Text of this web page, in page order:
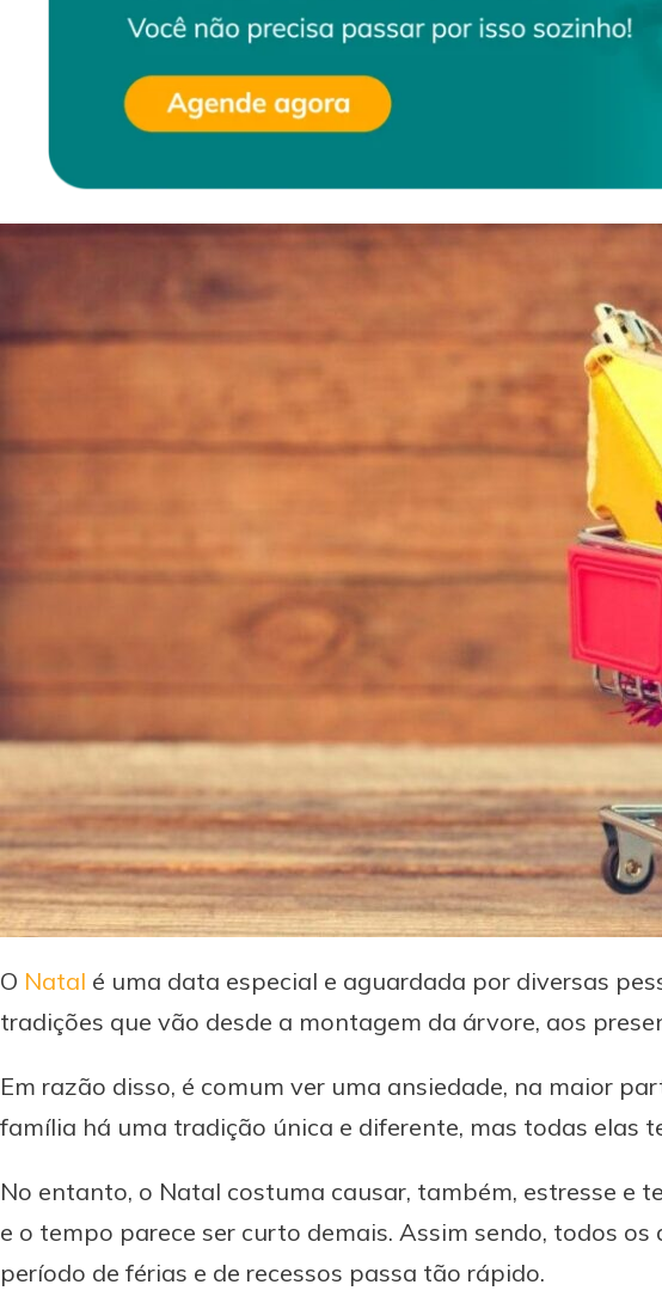
O Natal é uma data especial e aguardada por diversas
tradições que vão desde a montagem da árvore, aos
Em razão disso, é comum ver uma ansiedade, na maior
família há uma tradição única e diferente, mas todas elas
No entanto, o Natal costuma causar, também, estresse e
e o tempo parece ser curto demais. Assim sendo, todos
período de férias e de recessos passa tão rápido.